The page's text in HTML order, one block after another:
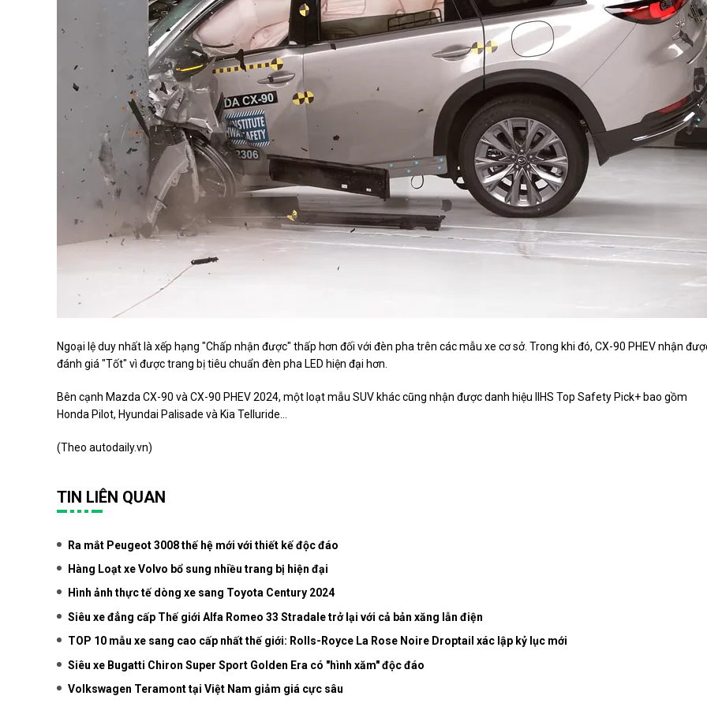
Ngoại lệ duy nhất là xếp hạng "Chấp nhận được" thấp hơn đối với đèn pha trên các mẫu xe cơ sở. Trong khi đó, CX-90 PHEV nhận
đánh giá "Tốt" vì được trang bị tiêu chuẩn đèn pha LED hiện đại hơn.
Bên cạnh Mazda CX-90 và CX-90 PHEV 2024, một loạt mẫu SUV khác cũng nhận được danh hiệu IIHS Top Safety Pick+ bao gồm
Honda Pilot, Hyundai Palisade và Kia Telluride…
(Theo autodaily.vn)
TIN LIÊN QUAN
Ra mắt Peugeot 3008 thế hệ mới với thiết kế độc đáo
Hàng Loạt xe Volvo bổ sung nhiều trang bị hiện đại
Hình ảnh thực tế dòng xe sang Toyota Century 2024
Siêu xe đẳng cấp Thế giới Alfa Romeo 33 Stradale trở lại với cả bản xăng lẫn điện
TOP 10 mẫu xe sang cao cấp nhất thế giới: Rolls-Royce La Rose Noire Droptail xác lập kỷ lục mới
Siêu xe Bugatti Chiron Super Sport Golden Era có "hình xăm" độc đáo
Volkswagen Teramont tại Việt Nam giảm giá cực sâu